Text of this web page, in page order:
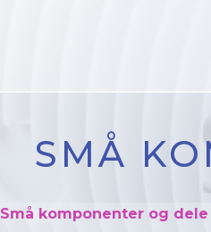
SMÅ
Små komponenter og dele